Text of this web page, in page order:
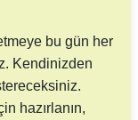
bu gün her
Kendinizden
hazırlanın,